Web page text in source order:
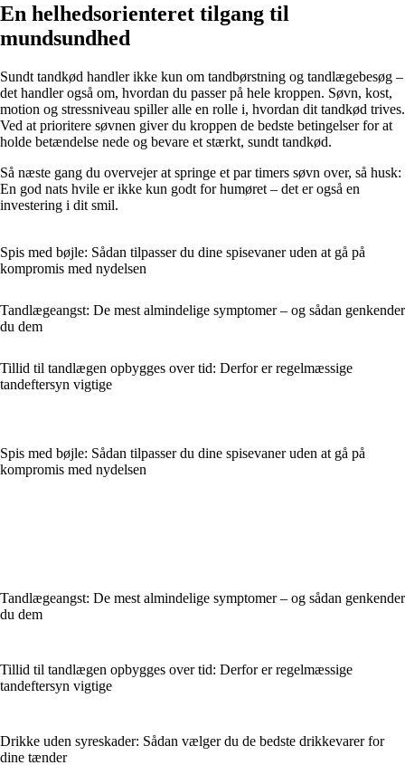
En helhedsorienteret tilgang til
mundsundhed
Sundt tandkød handler ikke kun om tandbørstning og tandlægebesøg –
det handler også om, hvordan du passer på hele kroppen. Søvn, kost,
motion og stressniveau spiller alle en rolle i, hvordan dit tandkød trives.
Ved at prioritere søvnen giver du kroppen de bedste betingelser for at
holde betændelse nede og bevare et stærkt, sundt tandkød.
Så næste gang du overvejer at springe et par timers søvn over, så husk:
En god nats hvile er ikke kun godt for humøret – det er også en
investering i dit smil.
Spis med bøjle: Sådan tilpasser du dine spisevaner uden at gå på
kompromis med nydelsen
Tandlægeangst: De mest almindelige symptomer – og sådan genkender
du dem
Tillid til tandlægen opbygges over tid: Derfor er regelmæssige
tandeftersyn vigtige
Spis med bøjle: Sådan tilpasser du dine spisevaner uden at gå på
kompromis med nydelsen
Tandlægeangst: De mest almindelige symptomer – og sådan genkender
du dem
Tillid til tandlægen opbygges over tid: Derfor er regelmæssige
tandeftersyn vigtige
Drikke uden syreskader: Sådan vælger du de bedste drikkevarer for
dine tænder